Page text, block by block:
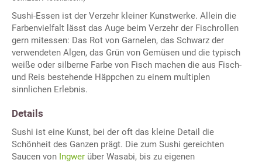
Sushi-Essen ist der Verzehr kleiner Kunstwerke. Allein die
Farbenvielfalt lässt das Auge beim Verzehr der Fischrollen
gern mitessen: Das Rot von Garnelen, das Schwarz der
verwendeten Algen, das Grün von Gemüsen und die typisch
weiße oder silberne Farbe von Fisch machen die aus Fisch-
und Reis bestehende Häppchen zu einem multiplen
sinnlichen Erlebnis.
Details
Sushi ist eine Kunst, bei der oft das kleine Detail die
Schönheit des Ganzen prägt. Die zum Sushi gereichten
Saucen von Ingwer über Wasabi, bis zu eigenen